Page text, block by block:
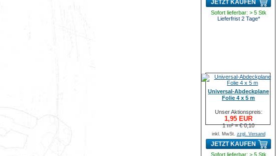
JETZT KAUFEN
Sofort lieferbar: > 5 Stk
Lieferfrist 2 Tage*
Universal-Abdeckplane
Folie 4 x 5 m
Unser Aktionspreis:
1,95 EUR
1 m² = € 0,10
inkl. MwSt. zzgl. Versand
JETZT KAUFEN
Sofort lieferbar: > 5 Stk